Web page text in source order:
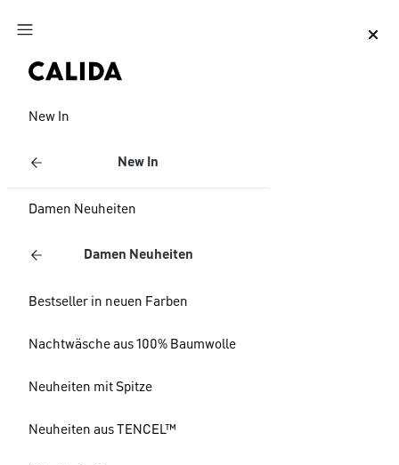
Zum Hauptinhalt springen
New In
New In
Damen Neuheiten
Damen Neuheiten
Bestseller in neuen Farben
Nachtwäsche aus 100% Baumwolle
Neuheiten mit Spitze
Neuheiten aus TENCEL™